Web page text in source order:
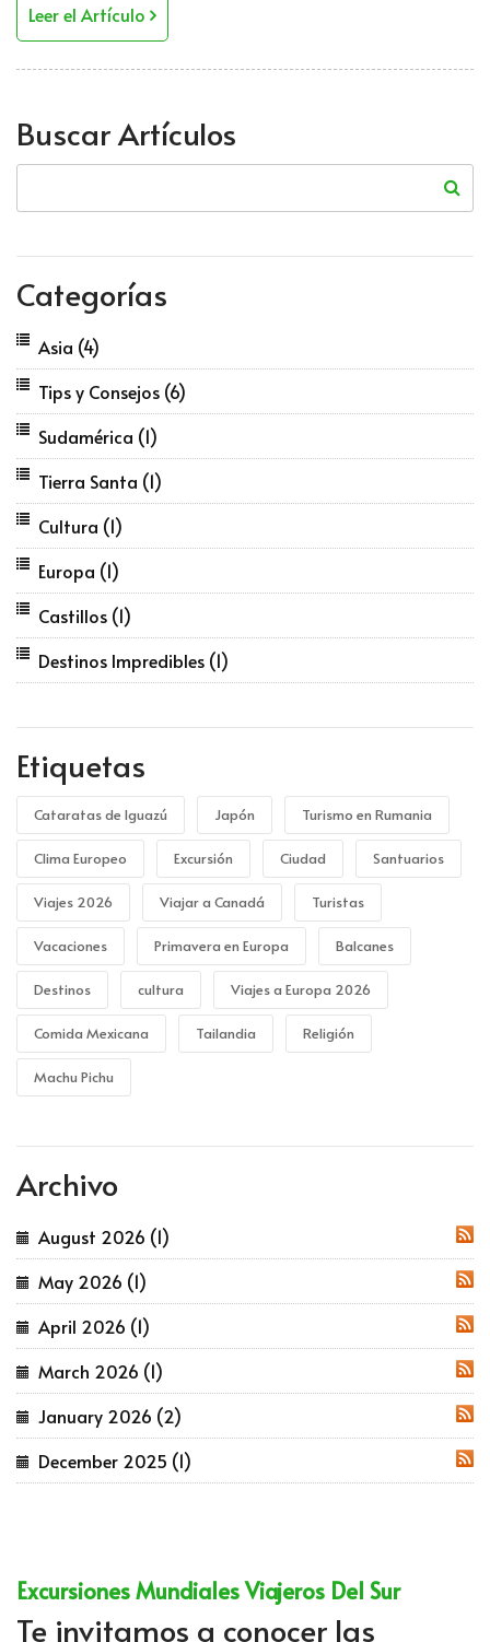
Leer el Artículo
Buscar Artículos
Categorías
Asia (4)
Tips y Consejos (6)
Sudamérica (1)
Tierra Santa (1)
Cultura (1)
Europa (1)
Castillos (1)
Destinos Impredibles (1)
Etiquetas
Cataratas de Iguazú Japón Turismo en Rumania
Clima Europeo Excursión Ciudad Santuarios
Viajes 2026 Viajar a Canadá Turistas
Vacaciones Primavera en Europa Balcanes
Destinos cultura Viajes a Europa 2026
Comida Mexicana Tailandia Religión
Machu Pichu
Archivo
August 2026 (1)
May 2026 (1)
April 2026 (1)
March 2026 (1)
January 2026 (2)
December 2025 (1)
Excursiones Mundiales Viajeros Del Sur
Te invitamos a conocer las